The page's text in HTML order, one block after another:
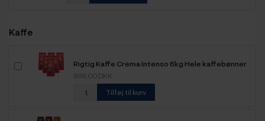
Kaffe
Rigtig Kaffe Crema Intenso 6kg Hele kaffebønner
999,00 DKK
Tilføj til kurv